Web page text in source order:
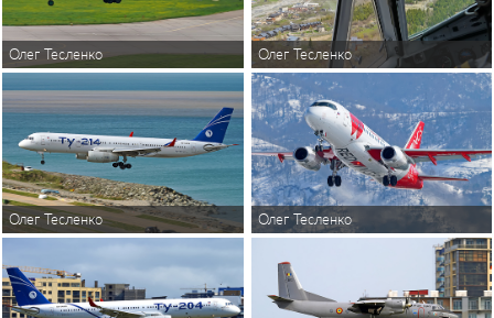
Олег Тесленко Олег Тесленко
Олег Тесленко Олег Тесленко